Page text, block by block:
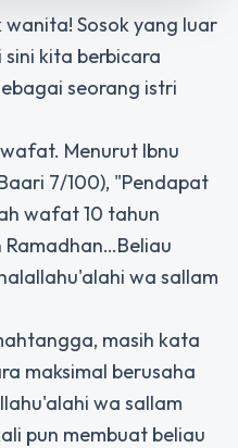
Sosok yang luar
kita berbicara
seorang istri
Menurut Ibnu
7/100), "Pendapat
wafat 10 tahun
Ramadhan…Beliau
wa sallam
masih kata
maksimal berusaha
wa sallam
pun membuat beliau